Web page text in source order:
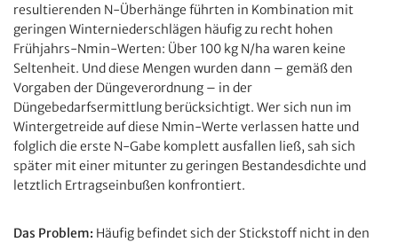
resultierenden N-Überhänge führten in Kombination mit
geringen Winterniederschlägen häufig zu recht hohen
Frühjahrs-Nmin-Werten: Über 100 kg N/ha waren keine
Seltenheit. Und diese Mengen wurden dann – gemäß den
Vorgaben der Düngeverordnung – in der
Düngebedarfsermittlung berücksichtigt. Wer sich nun im
Wintergetreide auf diese Nmin-Werte verlassen hatte und
folglich die erste N-Gabe komplett ausfallen ließ, sah sich
später mit einer mitunter zu geringen Bestandesdichte und
letztlich Ertragseinbußen konfrontiert.
Das Problem: Häufig befindet sich der Stickstoff nicht in den